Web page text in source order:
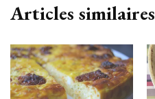
Articles similaires